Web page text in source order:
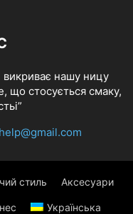
нашу ницу
що стосується смаку,
стиль Аксесуари
Українська